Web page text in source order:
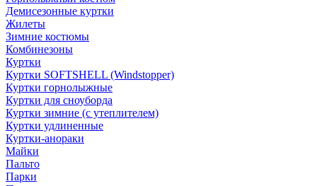
Демисезонные куртки
Жилеты
Зимние костюмы
Комбинезоны
Куртки
Куртки SOFTSHELL (Windstopper)
Куртки горнолыжные
Куртки для сноуборда
Куртки зимние (с утеплителем)
Куртки удлиненные
Куртки-анораки
Майки
Пальто
Парки